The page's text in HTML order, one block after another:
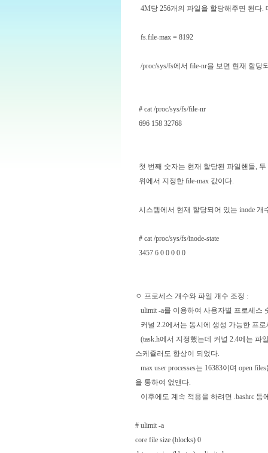
4M당 256개의 파일을 할당해주면 된다.
fs.file-max = 8192
/proc/sys/fs에서 file-nr을 보면 현재 할당
# cat /proc/sys/fs/file-nr
696 158 32768
첫 번째 숫자는 현재 할당된 파일핸들,
위에서 지정한 file-max 값이다.
시스템에서 현재 할당되어 있는 inode 개
# cat /proc/sys/fs/inode-state
3457 6 0 0 0 0 0
ㅇ 프로세스 개수와 파일 개수 조정 :
ulimit -a를 이용하여 사용자별 프로세스
커널 2.2에서는 동시에 생성 가능한 프
(task.h에서 지정했는데 커널 2.4에는 파
스케쥴러도 향상이 되었다.
max user processes는 16383이며 open
을 통하여 없앤다.
이후에도 계속 적용을 하려면 .bashrc 등
# ulimit -a
core file size (blocks) 0